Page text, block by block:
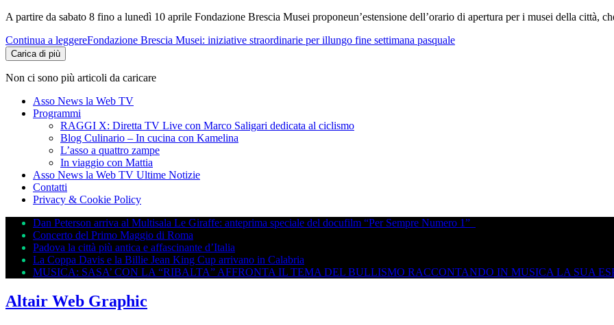
A partire da sabato 8 fino a lunedì 10 aprile Fondazione Brescia Musei proponeun’estensione dell’orario di apertura per i musei della città,
Continua a leggereFondazione Brescia Musei: iniziative straordinarie per illungo fine settimana pasquale
Carica di più
Non ci sono più articoli da caricare
Asso News la Web TV
Programmi
RAGGI X: Diretta TV Live con Marco Saligari dedicata al ciclismo
Blog Culinario – In cucina con Kamelina
L’asso a quattro zampe
In viaggio con Mattia
Asso News la Web TV Ultime Notizie
Contatti
Privacy & Cookie Policy
Dan Peterson arriva al Multisala Le Giraffe: anteprima speciale del docufilm “Per Sempre Numero 1”
Concerto del Primo Maggio di Roma
Padova la città più antica e affascinante d’Italia
La Coppa Davis e la Billie Jean King Cup arrivano in Calabria
MUSICA: SASA’ CON LA “RIBALTA” AFFRONTA IL TEMA DEL BULLISMO RACCONTANDO IN MUSICA LA SUA
Altair Web Graphic